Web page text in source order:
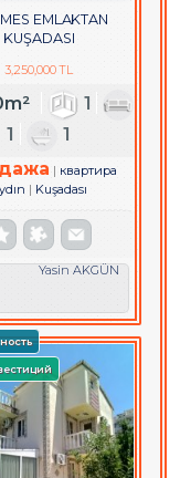
EMLAKTAN
KUŞADASI
1+1 DAİRE
3,250,000 TL
1
1
1
квартира
Kuşadası
Yasin AKGÜN